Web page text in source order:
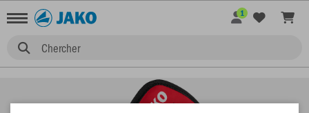
Chercher
1